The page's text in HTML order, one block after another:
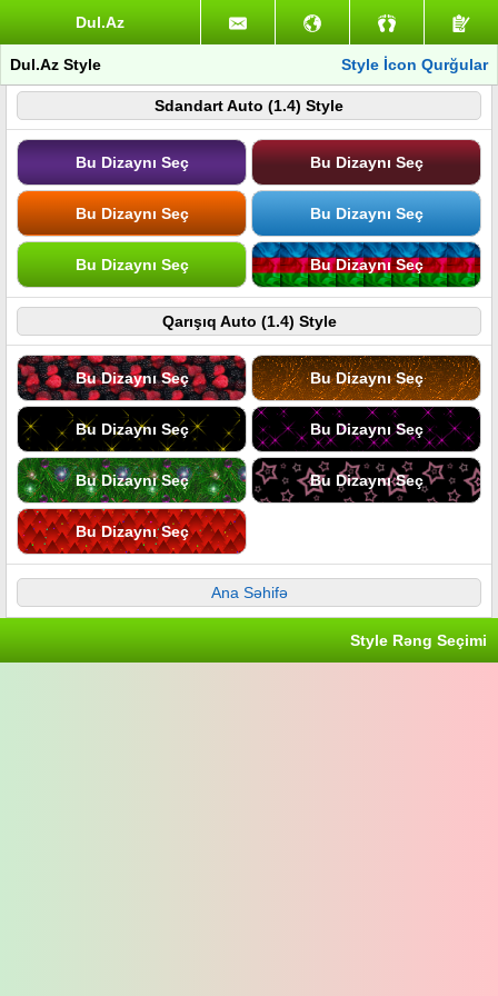
Dul.Az
Dul.Az Style Style İcon Qurğular
Sdandart Auto (1.4) Style
Bu Dizaynı Seç Bu Dizaynı Seç
Bu Dizaynı Seç Bu Dizaynı Seç
Bu Dizaynı Seç Bu Dizaynı Seç
Qarışıq Auto (1.4) Style
Bu Dizaynı Seç Bu Dizaynı Seç
Bu Dizaynı Seç Bu Dizaynı Seç
Bu Dizaynı Seç Bu Dizaynı Seç
Bu Dizaynı Seç
Ana Səhifə
Style Rəng Seçimi